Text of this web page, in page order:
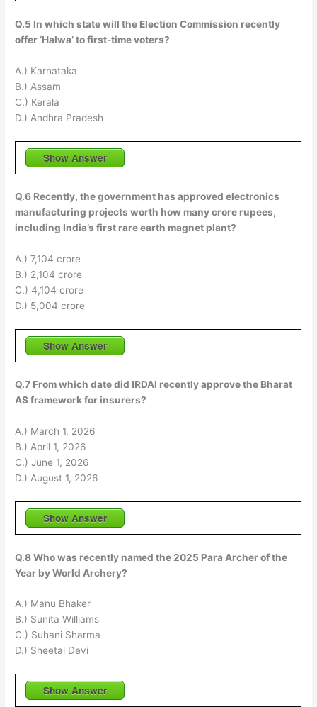
Q.5 In which state will the Election Commission recently
offer ‘Halwa’ to first-time voters?
A.) Karnataka
B.) Assam
C.) Kerala
D.) Andhra Pradesh
Show Answer
Q.6 Recently, the government has approved electronics
manufacturing projects worth how many crore rupees,
including India’s first rare earth magnet plant?
A.) 7,104 crore
B.) 2,104 crore
C.) 4,104 crore
D.) 5,004 crore
Show Answer
Q.7 From which date did IRDAI recently approve the Bharat
AS framework for insurers?
A.) March 1, 2026
B.) April 1, 2026
C.) June 1, 2026
D.) August 1, 2026
Show Answer
Q.8 Who was recently named the 2025 Para Archer of the
Year by World Archery?
A.) Manu Bhaker
B.) Sunita Williams
C.) Suhani Sharma
D.) Sheetal Devi
Show Answer